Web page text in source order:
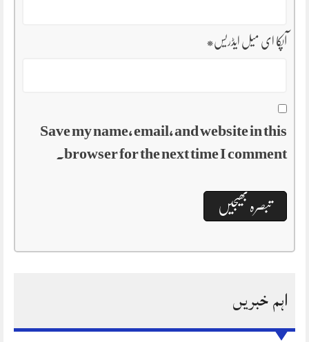
آپکا ای میل ایڈریس*
Save my name, email, and website in this
browser for the next time I comment.
اہم خبریں